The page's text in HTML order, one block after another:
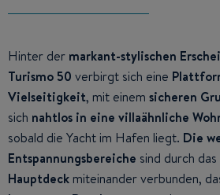
Hinter der markant-stylischen
Turismo 50 verbirgt sich eine
Vielseitigkeit, mit einem sicheren
sich nahtlos in eine villaähnliche
sobald die Yacht im Hafen liegt. Die
Entspannungsbereiche sind durch das
Hauptdeck miteinander verbunden,